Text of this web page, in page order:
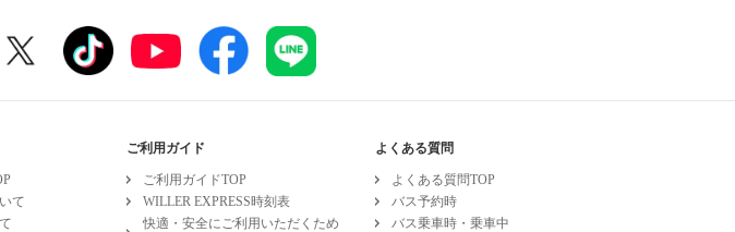
て
ご利用ガイド
ご利用ガイドTOP
WILLER EXPRESS時刻表
快適・安全にご利用いただくため
よくある質問
よくある質問TOP
バス予約時
バス乗車時・乗車中